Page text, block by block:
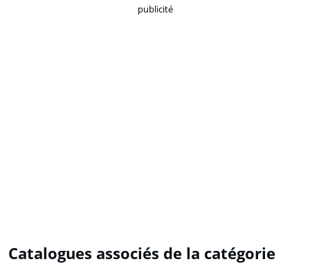
publicité
Catalogues associés de la catégorie